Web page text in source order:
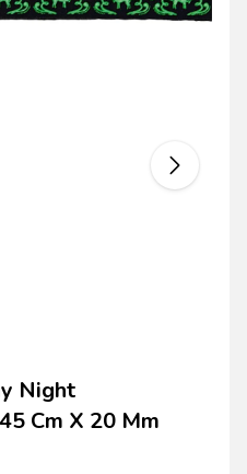
Night
Cm X 20 Mm